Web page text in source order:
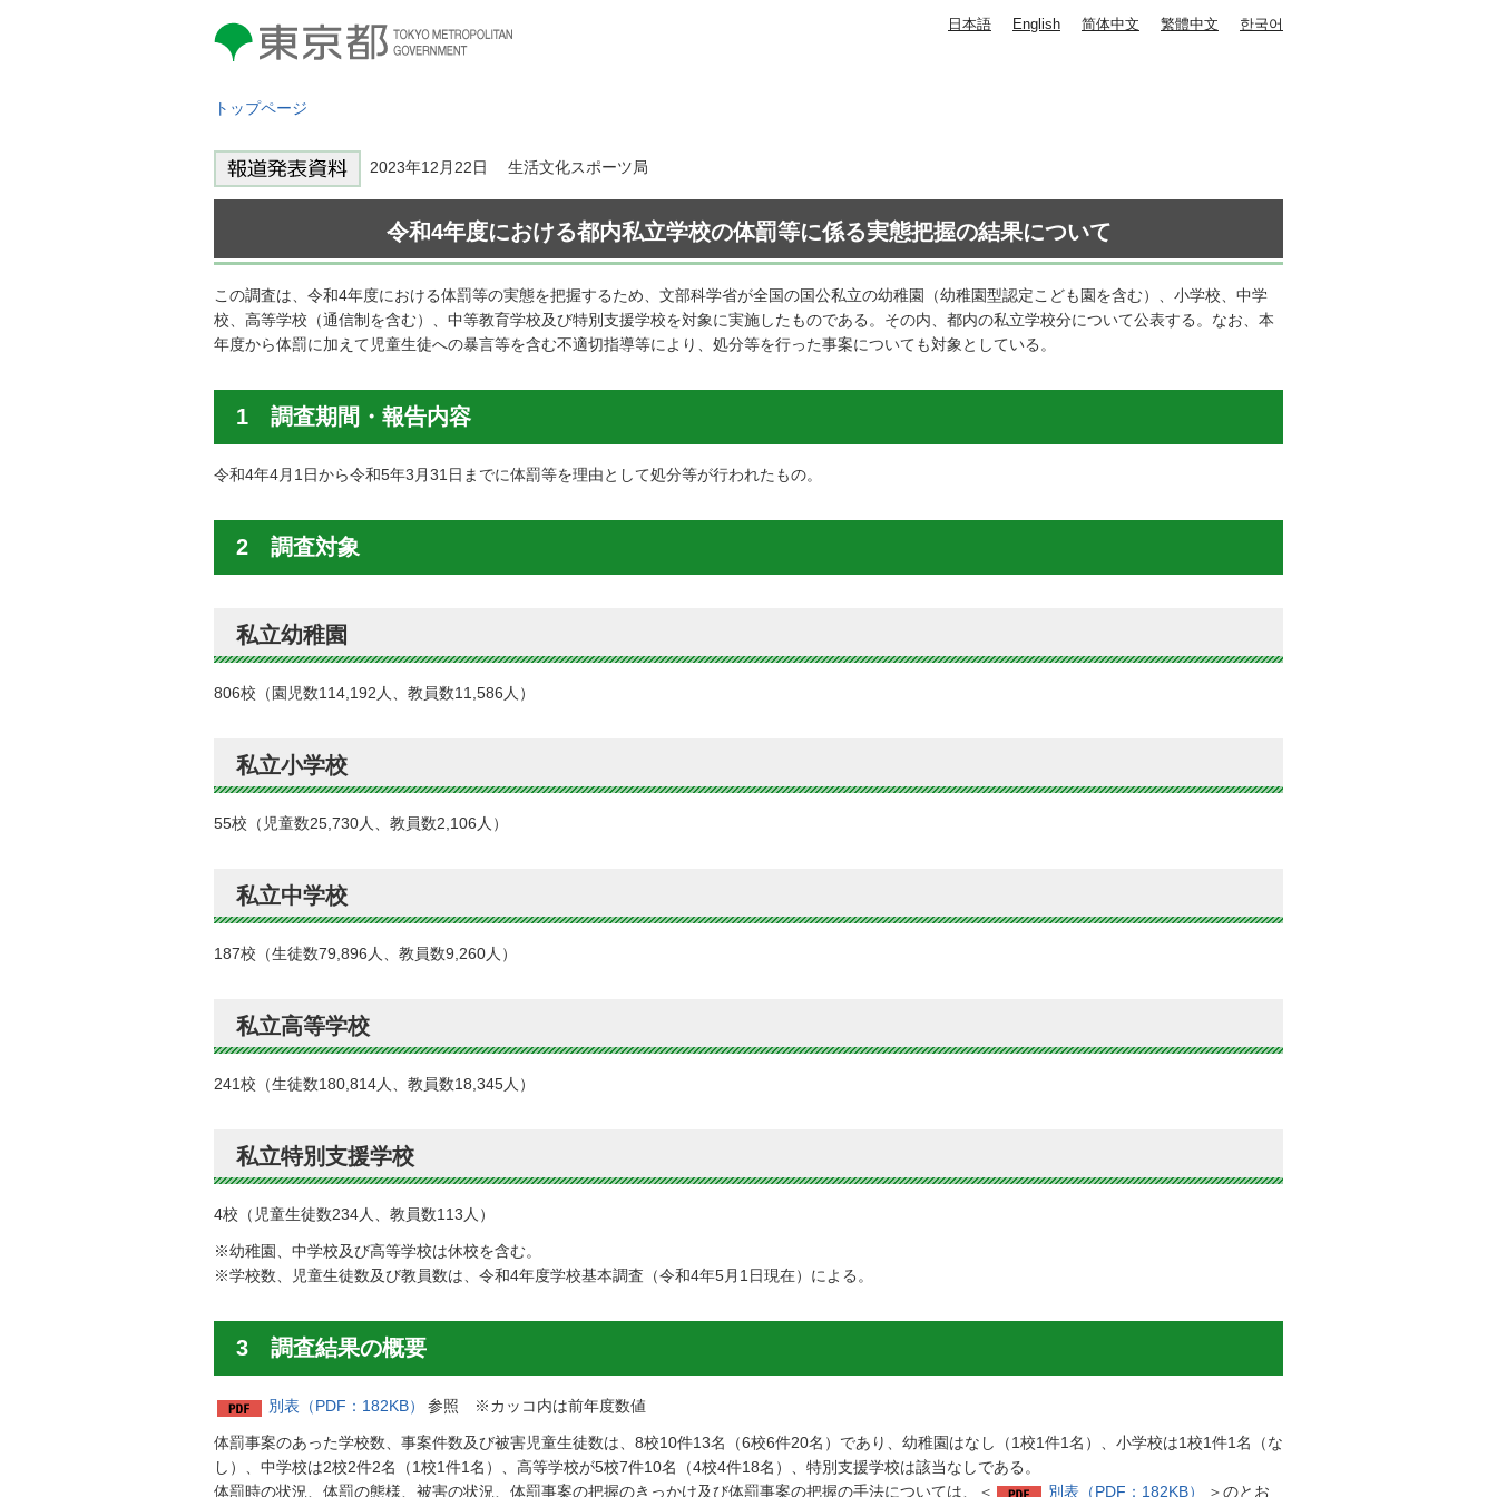
東京都 TOKYO METROPOLITAN
GOVERNMENT
日本語 English 简体中文 繁體中文 한국어
トップページ
2023年12月22日 生活文化スポーツ局
令和4年度における都内私立学校の体罰等に係る実態把握の結果について
この調査は、令和4年度における体罰等の実態を把握するため、文部科学省が全国の国公私立の幼稚園（幼稚園型認定こども園を含む）、小学校、中学
校、高等学校（通信制を含む）、中等教育学校及び特別支援学校を対象に実施したものである。その内、都内の私立学校分について公表する。なお、本
年度から体罰に加えて児童生徒への暴言等を含む不適切指導等により、処分等を行った事案についても対象としている。
1 調査期間・報告内容
令和4年4月1日から令和5年3月31日までに体罰等を理由として処分等が行われたもの。
2 調査対象
私立幼稚園
806校（園児数114,192人、教員数11,586人）
私立小学校
55校（児童数25,730人、教員数2,106人）
私立中学校
187校（生徒数79,896人、教員数9,260人）
私立高等学校
241校（生徒数180,814人、教員数18,345人）
私立特別支援学校
4校（児童生徒数234人、教員数113人）
※幼稚園、中学校及び高等学校は休校を含む。
※学校数、児童生徒数及び教員数は、令和4年度学校基本調査（令和4年5月1日現在）による。
3 調査結果の概要
別表（PDF：182KB） 参照 ※カッコ内は前年度数値
体罰事案のあった学校数、事案件数及び被害児童生徒数は、8校10件13名（6校6件20名）であり、幼稚園はなし（1校1件1名）、小学校は1校1件1名（な
し）、中学校は2校2件2名（1校1件1名）、高等学校が5校7件10名（4校4件18名）、特別支援学校は該当なしである。
体罰時の状況、体罰の態様、被害の状況、体罰事案の把握のきっかけ及び体罰事案の把握の手法については、＜
別表（PDF：182KB） ＞のとお